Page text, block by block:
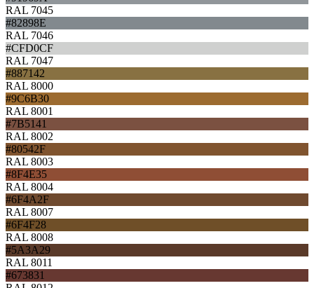
RAL 7045
#82898E
RAL 7046
#CFD0CF
RAL 7047
#887142
RAL 8000
#9C6B30
RAL 8001
#7B5141
RAL 8002
#80542F
RAL 8003
#8F4E35
RAL 8004
#6F4A2F
RAL 8007
#6F4F28
RAL 8008
#5A3A29
RAL 8011
#673831